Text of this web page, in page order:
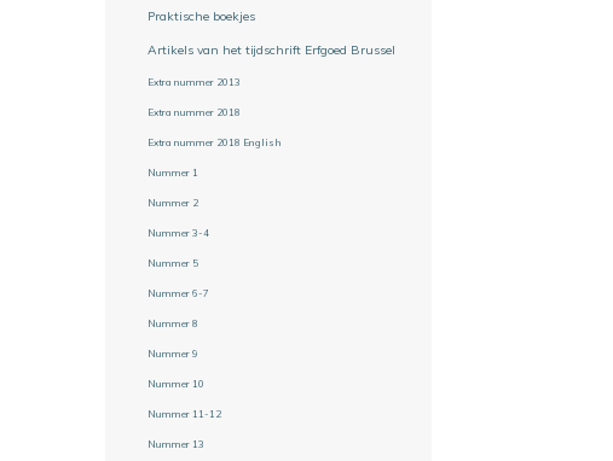
Praktische boekjes
Artikels van het tijdschrift Erfgoed Brussel
Extra nummer 2013
Extra nummer 2018
Extra nummer 2018 English
Nummer 1
Nummer 2
Nummer 3-4
Nummer 5
Nummer 6-7
Nummer 8
Nummer 9
Nummer 10
Nummer 11-12
Nummer 13